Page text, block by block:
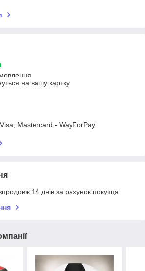
на вашу картку
Mastercard - WayForPay
14 днів за рахунок покупця